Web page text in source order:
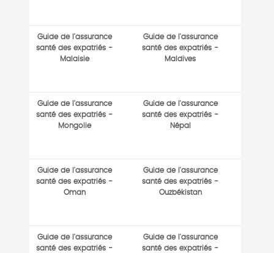
Guide de l'assurance
santé des expatriés -
Malaisie
Guide de l'assurance
santé des expatriés -
Maldives
Guide de l'assurance
santé des expatriés -
Mongolie
Guide de l'assurance
santé des expatriés -
Népal
Guide de l'assurance
santé des expatriés -
Oman
Guide de l'assurance
santé des expatriés -
Ouzbékistan
Guide de l'assurance
santé des expatriés -
Guide de l'assurance
santé des expatriés -